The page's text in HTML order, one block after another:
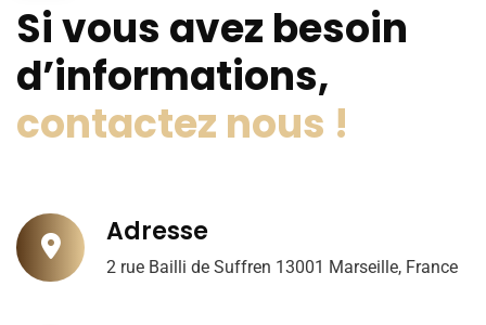
Si vous avez besoin
d’informations,
contactez nous !
Adresse
2 rue Bailli de Suffren 13001 Marseille, France